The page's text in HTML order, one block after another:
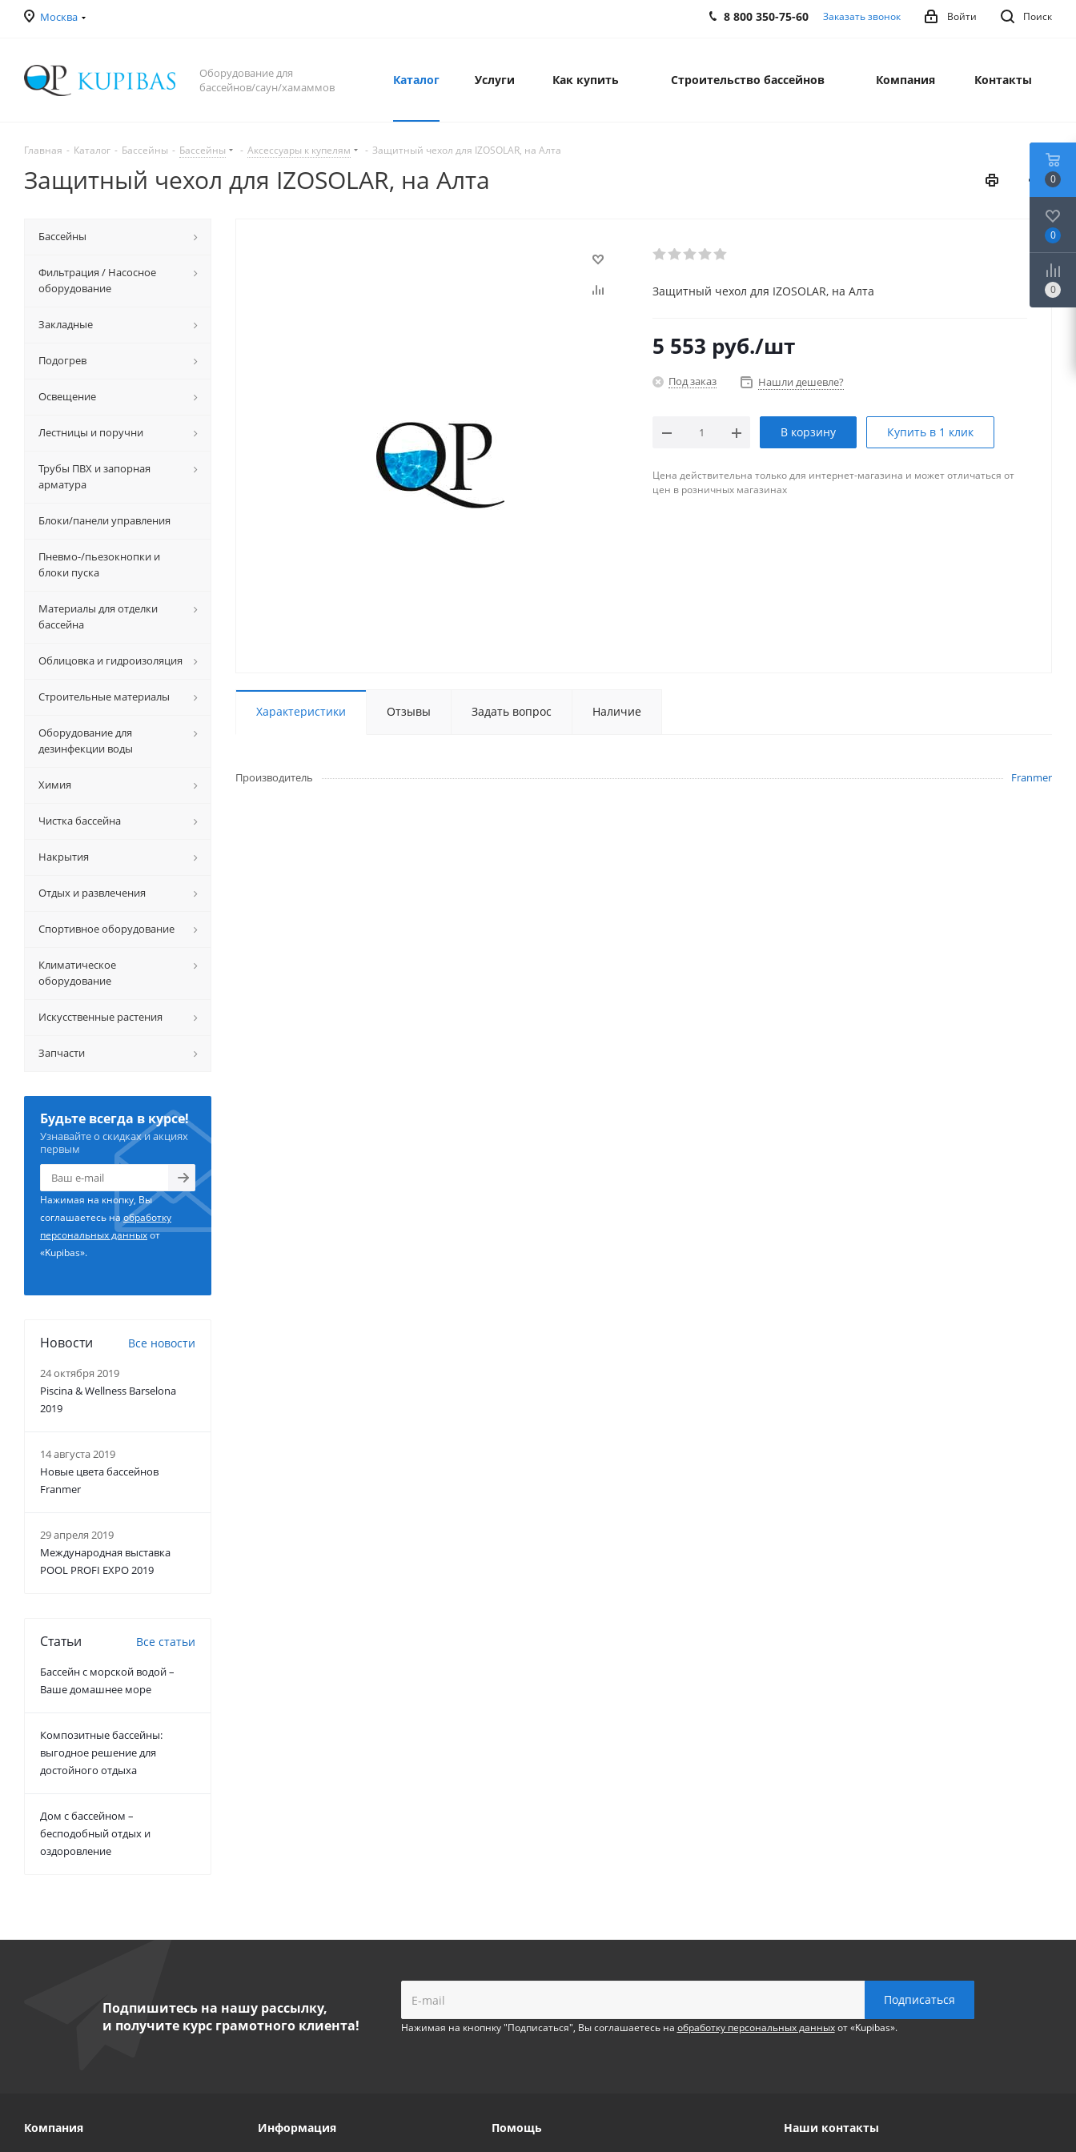
Москва Поиск
Войти
8 800 350-75-60 Заказать звонок
Оборудование для
бассейнов/саун/хамаммов
Каталог Услуги Как купить Строительство бассейнов Компания Контакты
Главная - Каталог - Бассейны - Бассейны - Аксессуары к купелям - Защитный чехол для IZOSOLAR, на Алта
Защитный чехол для IZOSOLAR, на Алта
Защитный чехол для IZOSOLAR, на Алта
5 553 руб./шт
Под заказ Нашли дешевле?
В корзину Купить в 1 клик
Цена действительна только для интернет-магазина и может отличаться от
цен в розничных магазинах
Характеристики Отзывы Задать вопрос Наличие
Производитель Franmer
Бассейны
Фильтрация / Насосное
оборудование
Закладные
Подогрев
Освещение
Лестницы и поручни
Трубы ПВХ и запорная
арматура
Блоки/панели управления
Пневмо-/пьезокнопки и
блоки пуска
Материалы для отделки
бассейна
Облицовка и гидроизоляция
Строительные материалы
Оборудование для
дезинфекции воды
Химия
Чистка бассейна
Накрытия
Отдых и развлечения
Спортивное оборудование
Климатическое
оборудование
Искусственные растения
Запчасти
Будьте всегда в курсе!
Узнавайте о скидках и акциях
первым
Нажимая на кнопку, Вы
соглашаетесь наобработку
персональных данныхот
«Kupibas».
Новости Все новости
24 октября 2019
Piscina & Wellness Barselona
2019
14 августа 2019
Новые цвета бассейнов
Franmer
29 апреля 2019
Международная выставка
POOL PROFI EXPO 2019
Статьи Все статьи
Бассейн с морской водой –
Ваше домашнее море
Композитные бассейны:
выгодное решение для
достойного отдыха
Дом с бассейном –
бесподобный отдых и
оздоровление
Подпишитесь на нашу рассылку,
и получите курс грамотного клиента!
Нажимая на кнопнку "Подписаться", Вы соглашаетесь на обработку персональных данныхот «Kupibas».
Компания Информация Помощь Наши контакты
0
0
0